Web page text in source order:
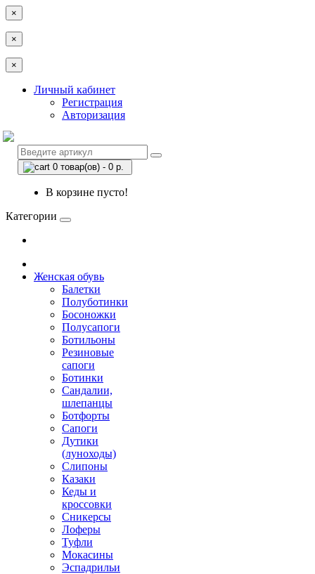
×
×
×
Личный кабинет
Регистрация
Авторизация
0 товар(ов) - 0 р.
В корзине пусто!
Категории
Женская обувь
Балетки
Полуботинки
Босоножки
Полусапоги
Ботильоны
Резиновые
сапоги
Ботинки
Сандалии,
шлепанцы
Ботфорты
Сапоги
Дутики
(луноходы)
Слипоны
Казаки
Кеды и
кроссовки
Сникерсы
Лоферы
Туфли
Мокасины
Эспадрильи